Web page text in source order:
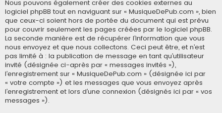
Nous pouvons également créer des cookies externes au
logiciel phpBB tout en naviguant sur « MusiqueDePub.com », bien
que ceux-ci soient hors de portée du document qui est prévu
pour couvrir seulement les pages créées par le logiciel phpBB.
La seconde manière est de récupérer l’information que vous
nous envoyez et que nous collectons. Ceci peut être, et n’est
pas limité à : la publication de message en tant qu’utilisateur
invité (désignée ci-après par « messages invités »),
l’enregistrement sur « MusiqueDePub.com » (désignée ici par
« votre compte ») et les messages que vous envoyez après
l’enregistrement et lors d’une connexion (désignés ici par « vos
messages »).